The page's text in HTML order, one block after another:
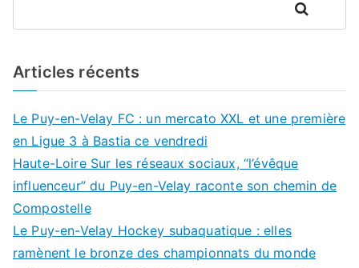
Rechercher
Articles récents
Le Puy-en-Velay FC : un mercato XXL et une première
en Ligue 3 à Bastia ce vendredi
Haute-Loire Sur les réseaux sociaux, “l’évêque
influenceur” du Puy-en-Velay raconte son chemin de
Compostelle
Le Puy-en-Velay Hockey subaquatique : elles
ramènent le bronze des championnats du monde